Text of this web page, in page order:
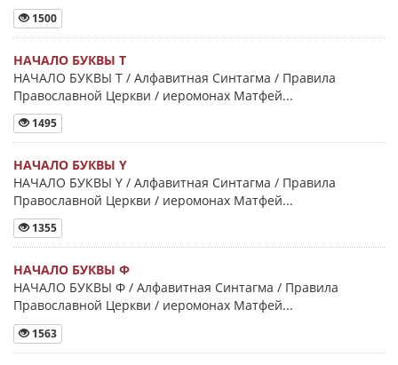
1500
НАЧАЛО БУКВЫ Τ
НАЧАЛО БУКВЫ Τ / Алфавитная Синтагма / Правила
Православной Церкви / иеромонах Матфей...
1495
НАЧАЛО БУКВЫ Y
НАЧАЛО БУКВЫ Y / Алфавитная Синтагма / Правила
Православной Церкви / иеромонах Матфей...
1355
НАЧАЛО БУКВЫ Φ
НАЧАЛО БУКВЫ Φ / Алфавитная Синтагма / Правила
Православной Церкви / иеромонах Матфей...
1563